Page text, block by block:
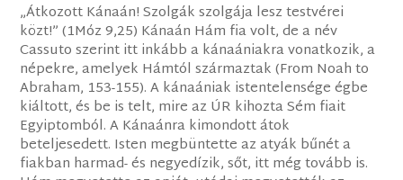
„Átkozott Kánaán! Szolgák szolgája lesz testvérei
közt!” (1Móz 9,25) Kánaán Hám fia volt, de a név
Cassuto szerint itt inkább a kánaániakra vonatkozik, a
népekre, amelyek Hámtól származtak (From Noah to
Abraham, 153-155). A kánaániak istentelensége égbe
kiáltott, és be is telt, mire az ÚR kihozta Sém fiait
Egyiptomból. A Kánaánra kimondott átok
beteljesedett. Isten megbüntette az atyák bűnét a
fiakban harmad- és negyedízik, sőt, itt még tovább is.